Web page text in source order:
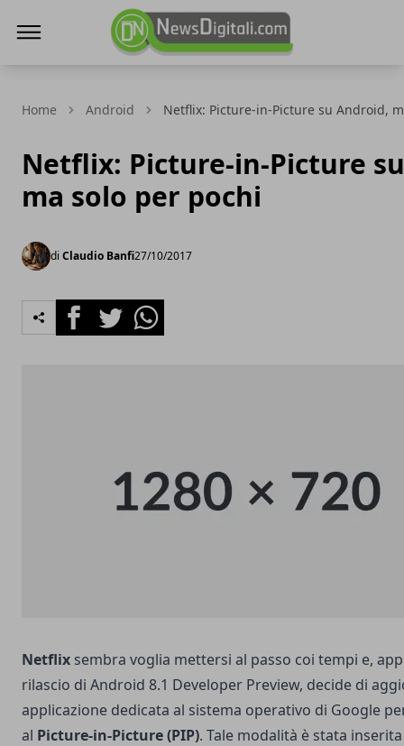
Home Android Netflix: Picture-in-Picture su Android,
Netflix: Picture-in-Picture
ma solo per pochi
di Claudio Banfi27/10/2017
FacebookTwitterWhatsapp
Netflix sembra voglia mettersi al passo coi tempi e,
rilascio di Android 8.1 Developer Preview, decide di
applicazione dedicata al sistema operativo di Google
al Picture-in-Picture (PIP). Tale modalità è stata